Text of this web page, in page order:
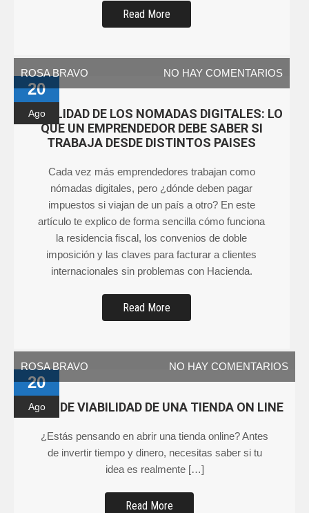
Read More
20
Ago
ROSA BRAVO NO HAY COMENTARIOS
FISCALIDAD DE LOS NOMADAS DIGITALES: LO
QUE UN EMPRENDEDOR DEBE SABER SI
TRABAJA DESDE DISTINTOS PAISES
Cada vez más emprendedores trabajan como
nómadas digitales, pero ¿dónde deben pagar
impuestos si viajan de un país a otro? En este
artículo te explico de forma sencilla cómo funciona
la residencia fiscal, los convenios de doble
imposición y las claves para facturar a clientes
internacionales sin problemas con Hacienda.
Read More
20
Ago
ROSA BRAVO NO HAY COMENTARIOS
PLAN DE VIABILIDAD DE UNA TIENDA ON LINE
¿Estás pensando en abrir una tienda online? Antes
de invertir tiempo y dinero, necesitas saber si tu
idea es realmente […]
Read More